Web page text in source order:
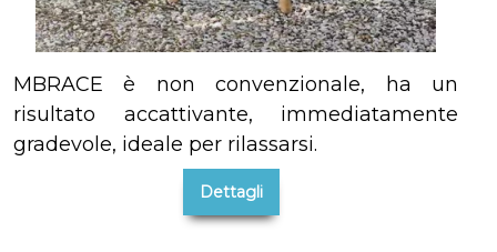
MBRACE è non convenzionale, ha un
risultato accattivante, immediatamente
gradevole, ideale per rilassarsi.
Dettagli